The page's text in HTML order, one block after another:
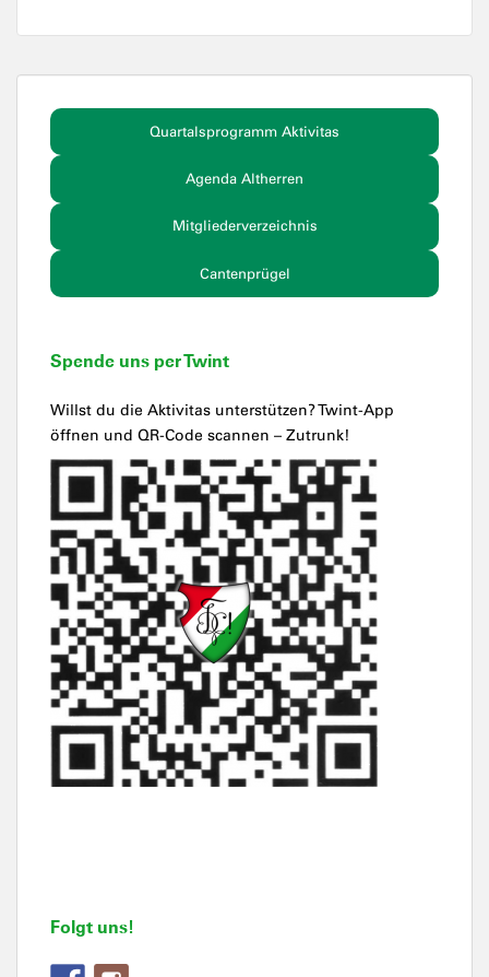
Quartalsprogramm Aktivitas
Agenda Altherren
Mitgliederverzeichnis
Cantenprügel
Spende uns per Twint
Willst du die Aktivitas unterstützen? Twint-App
öffnen und QR-Code scannen – Zutrunk!
Folgt uns!